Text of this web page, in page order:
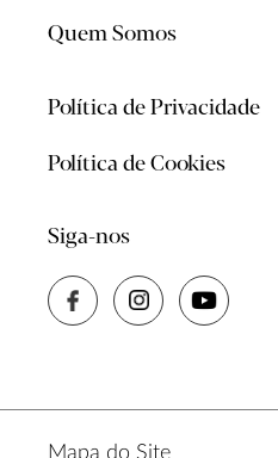
Quem Somos
Política de Privacidade
Política de Cookies
Siga-nos
Mapa do Site